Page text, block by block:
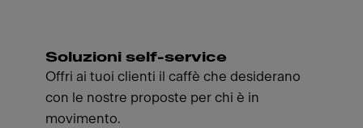
Soluzioni self-service
Offri ai tuoi clienti il caffè che desiderano
con le nostre proposte per chi è in
movimento.